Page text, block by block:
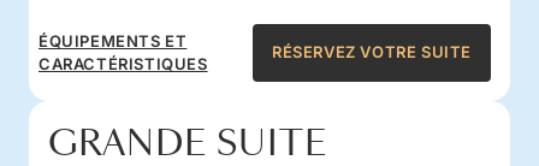
ÉQUIPEMENTS ET
CARACTÉRISTIQUES
RÉSERVEZ VOTRE SUITE
GRANDE SUITE